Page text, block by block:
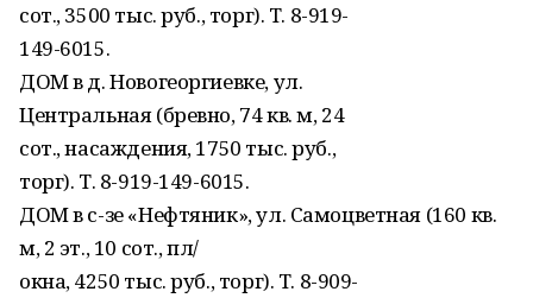
сот., 3500 тыс. руб., торг). Т. 8-919-
149-6015.
ДОМ в д. Новогеоргиевке, ул.
Центральная (бревно, 74 кв. м, 24
сот., насаждения, 1750 тыс. руб.,
торг). Т. 8-919-149-6015.
ДОМ в с-зе «Нефтяник», ул. Самоцветная (160 кв.
м, 2 эт., 10 сот., пл/
окна, 4250 тыс. руб., торг). Т. 8-909-